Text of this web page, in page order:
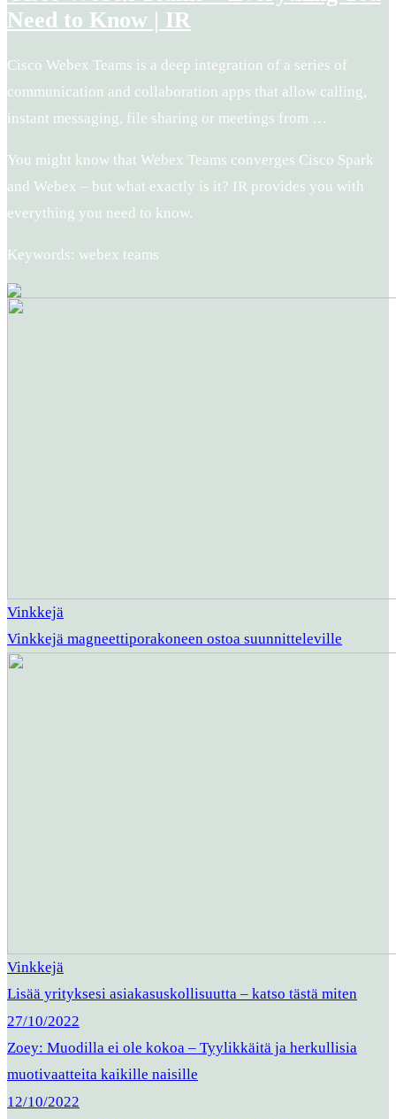
Need to Know | IR
Cisco Webex Teams is a deep integration of a series of
communication and collaboration apps that allow calling,
instant messaging, file sharing or meetings from …
You might know that Webex Teams converges Cisco Spark
and Webex – but what exactly is it? IR provides you with
everything you need to know.
Keywords: webex teams
Vinkkejä
Vinkkejä magneettiporakoneen ostoa suunnitteleville
Vinkkejä
Lisää yrityksesi asiakasuskollisuutta – katso tästä miten
27/10/2022
Zoey: Muodilla ei ole kokoa – Tyylikkäitä ja herkullisia
muotivaatteita kaikille naisille
12/10/2022